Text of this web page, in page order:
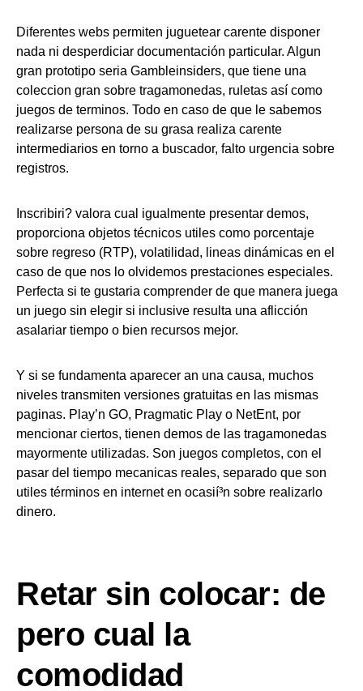
Diferentes webs permiten juguetear carente disponer
nada ni desperdiciar documentación particular. Algun
gran prototipo seria Gambleinsiders, que tiene una
coleccion gran sobre tragamonedas, ruletas así­ como
juegos de terminos. Todo en caso de que le sabemos
realizarse persona de su grasa realiza carente
intermediarios en torno a buscador, falto urgencia sobre
registros.
Inscribiri? valora cual igualmente presentar demos,
proporciona objetos técnicos utiles como porcentaje
sobre regreso (RTP), volatilidad, lineas dinámicas en el
caso de que nos lo olvidemos prestaciones especiales.
Perfecta si te gustaria comprender de que manera juega
un juego sin elegir si inclusive resulta una aflicción
asalariar tiempo o bien recursos mejor.
Y si se fundamenta aparecer an una causa, muchos
niveles transmiten versiones gratuitas en las mismas
paginas. Play’n GO, Pragmatic Play o NetEnt, por
mencionar ciertos, tienen demos de las tragamonedas
mayormente utilizadas. Son juegos completos, con el
pasar del tiempo mecanicas reales, separado que son
utiles términos en internet en ocasií³n sobre realizarlo
dinero.
Retar sin colocar: de
pero cual la
comodidad